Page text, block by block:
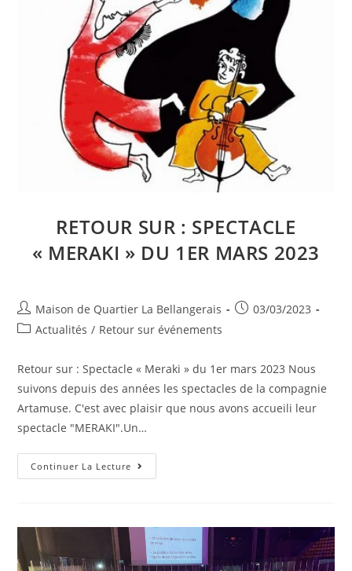
RETOUR SUR : SPECTACLE
« MERAKI » DU 1ER MARS 2023
Auteur/autrice
de
Maison de Quartier La Bellangerais
Publication
03/03/2023
PostActualités / Retour sur événements
Retour sur : Spectacle « Meraki » du 1er mars 2023 Nous
suivons depuis des années les spectacles de la compagnie
Artamuse. C'est avec plaisir que nous avons accueili leur
spectacle "MERAKI".Un…
Continuer La Lecture Retour
Sur
1er
Mars
2023